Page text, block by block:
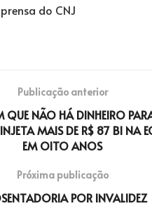
do CNJ
Publicação anterior
QUE NÃO HÁ DINHEIRO
MAIS DE R$ 87 BI NA
EM OITO ANOS
Próxima publicação
POR INVALIDEZ